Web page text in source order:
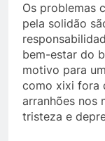
Os problemas
pela solidão
bem-estar do
motivo para
como xixi fora
arranhões nos
tristeza e